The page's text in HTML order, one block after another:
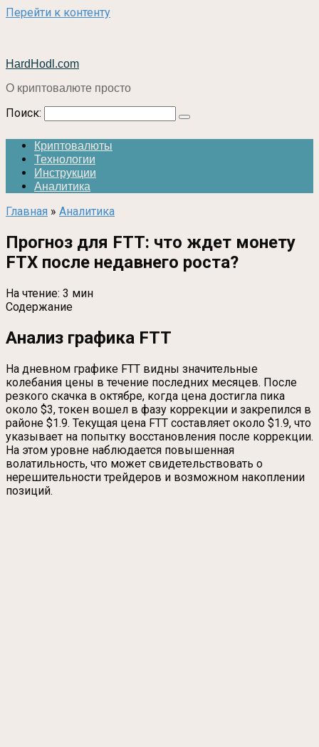
Перейти к контенту
HardHodl.com
О криптовалюте просто
Поиск:
Криптовалюты
Технологии
Инструкции
Аналитика
Главная » Аналитика
Прогноз для FTT: что ждет монету
FTX после недавнего роста?
На чтение: 3 мин
Содержание
Анализ графика FTT
На дневном графике FTT видны значительные
колебания цены в течение последних месяцев. После
резкого скачка в октябре, когда цена достигла пика
около $3, токен вошел в фазу коррекции и закрепился в
районе $1.9. Текущая цена FTT составляет около $1.9, что
указывает на попытку восстановления после коррекции.
На этом уровне наблюдается повышенная
волатильность, что может свидетельствовать о
нерешительности трейдеров и возможном накоплении
позиций.